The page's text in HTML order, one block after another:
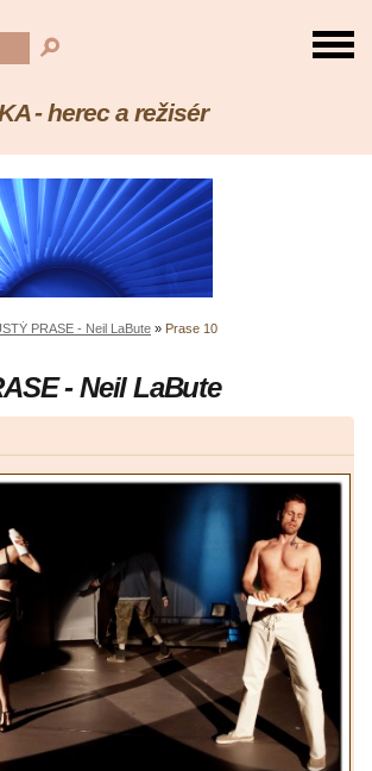
- herec a režisér
PRASE - Neil LaBute » Prase 10
- Neil LaBute